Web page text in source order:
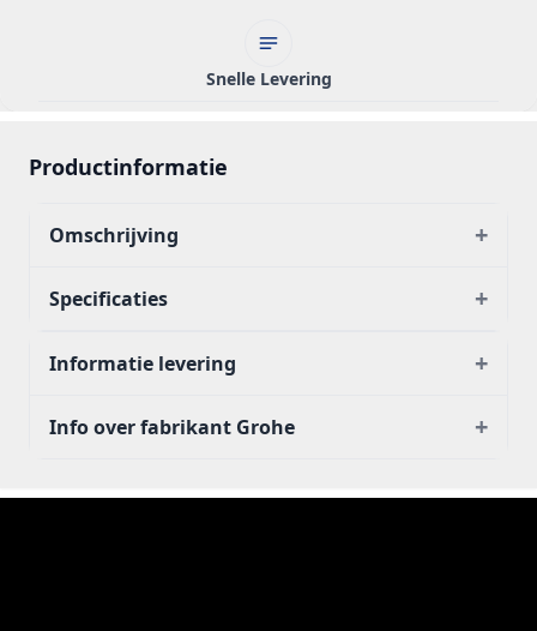
Snelle Levering
Productinformatie
Omschrijving +
Specificaties +
Informatie levering +
Info over fabrikant Grohe +